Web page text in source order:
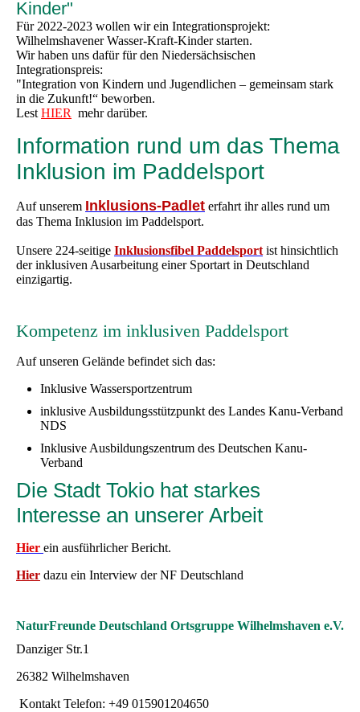
Kinder"
Für 2022-2023 wollen wir ein Integrationsprojekt:
Wilhelmshavener Wasser-Kraft-Kinder starten.
Wir haben uns dafür für den Niedersächsischen
Integrationspreis:
"Integration von Kindern und Jugendlichen – gemeinsam stark
in die Zukunft!“ beworben.
Lest HIER mehr darüber.
Information rund um das Thema
Inklusion im Paddelsport
Auf unserem Inklusions-Padlet erfahrt ihr alles rund um
das Thema Inklusion im Paddelsport.
Unsere 224-seitige Inklusionsfibel Paddelsport ist hinsichtlich
der inklusiven Ausarbeitung einer Sportart in Deutschland
einzigartig.
Kompetenz im inklusiven Paddelsport
Auf unseren Gelände befindet sich das:
Inklusive Wassersportzentrum
inklusive Ausbildungsstützpunkt des Landes Kanu-Verband
NDS
Inklusive Ausbildungszentrum des Deutschen Kanu-
Verband
Die Stadt Tokio hat starkes
Interesse an unserer Arbeit
Hier ein ausführlicher Bericht.
Hier dazu ein Interview der NF Deutschland
⁣NaturFreunde Deutschland Ortsgruppe Wilhelmshaven e.V.
Danziger Str.1
26382 Wilhelmshaven⁣
Kontakt Telefon: +49 015901204650⁣